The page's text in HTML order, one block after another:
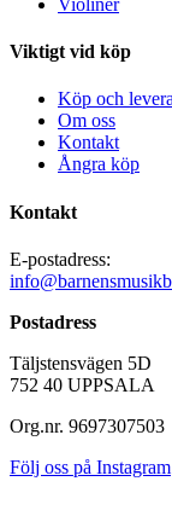
Viktigt vid köp
Köp och
Om oss
Kontakt
Ångra köp
Kontakt
E-postadress:
Postadress
Täljstensvägen 5D
752 40 UPPSALA
Org.nr. 9697307503
Följ oss på Instagram